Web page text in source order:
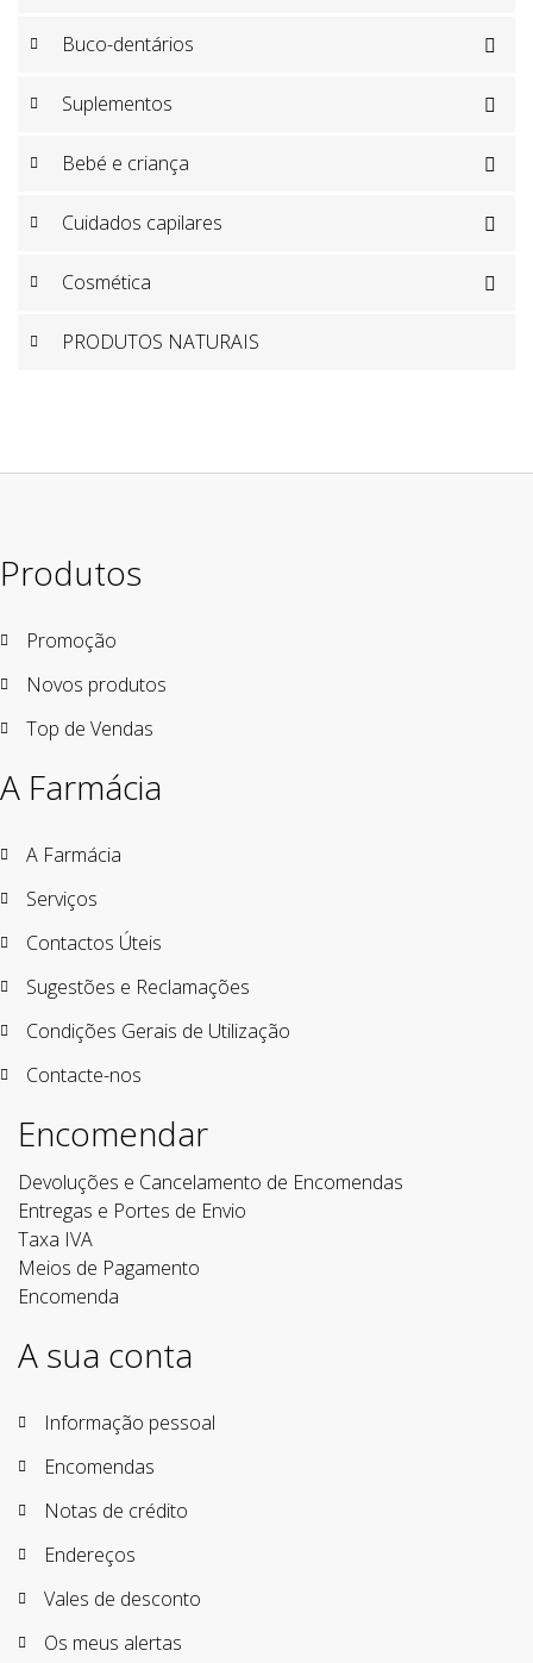
Buco-dentários 
Suplementos 
Bebé e criança 
Cuidados capilares 
Cosmética 
PRODUTOS NATURAIS
Produtos
Promoção
Novos produtos
Top de Vendas
A Farmácia
A Farmácia
Serviços
Contactos Úteis
Sugestões e Reclamações
Condições Gerais de Utilização
Contacte-nos
Encomendar
Devoluções e Cancelamento de Encomendas
Entregas e Portes de Envio
Taxa IVA
Meios de Pagamento
Encomenda
A sua conta
Informação pessoal
Encomendas
Notas de crédito
Endereços
Vales de desconto
Os meus alertas